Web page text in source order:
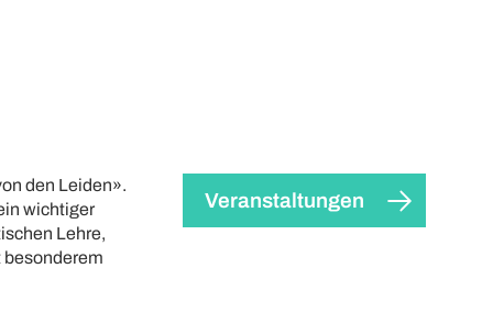
den Leiden».
wichtiger
Lehre,
Veranstaltungen